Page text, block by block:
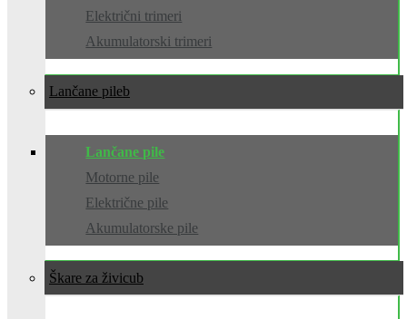
Električni trimeri
Akumulatorski trimeri
Lančane pile
Lančane pile
Motorne pile
Električne pile
Akumulatorske pile
Škare za živicu